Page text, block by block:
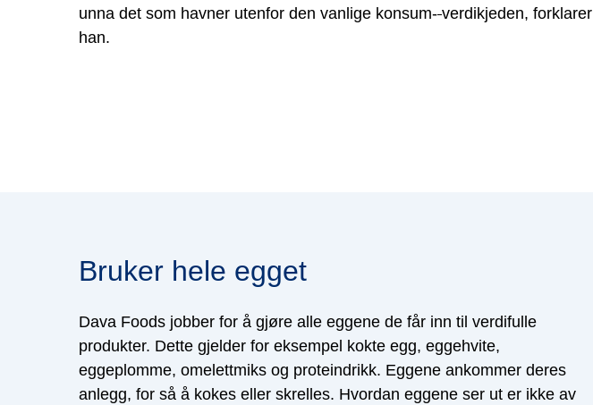
unna det som havner utenfor den vanlige konsum- verdikjeden, forklarer
han.
Bruker hele egget
Dava Foods jobber for å gjøre alle eggene de får inn til verdifulle
produkter. Dette gjelder for eksempel kokte egg, eggehvite,
eggeplomme, omelettmiks og proteindrikk. Eggene ankommer deres
anlegg, for så å kokes eller skrelles. Hvordan eggene ser ut er ikke av